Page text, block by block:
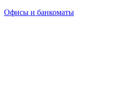
Офисы и банкоматы